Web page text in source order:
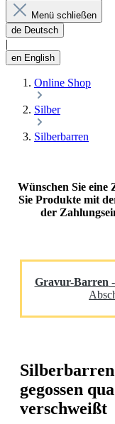
Menü schließen
de Deutsch
en English
Online Shop
Silber
Silberbarren
Wünschen Sie eine
Sie Produkte mit
der
Gravur-Barren
gegossen
verschweißt